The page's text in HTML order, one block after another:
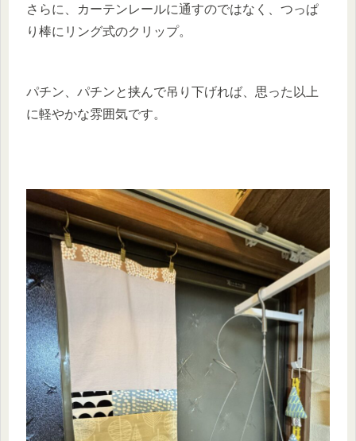
さらに、カーテンレールに通すのではなく、つっぱ
り棒にリング式のクリップ。
パチン、パチンと挟んで吊り下げれば、思った以上
に軽やかな雰囲気です。